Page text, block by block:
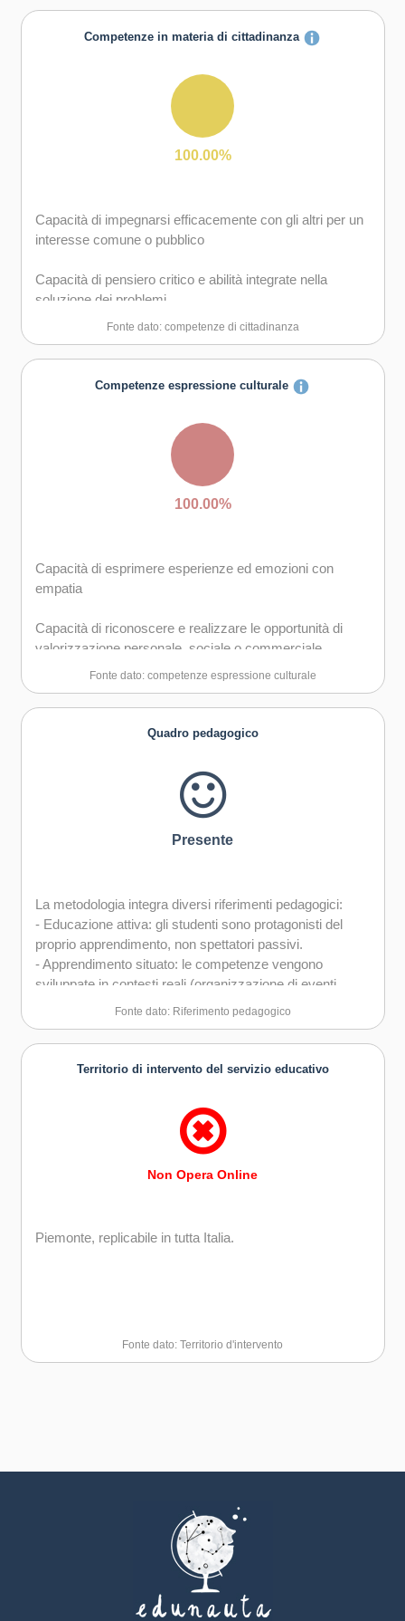
Capacità di coraggio e perseveranza nel raggiungimento
degli obiettivi
Capacità di gestire l'incertezza, l'ambiguità e il rischio
Capacità di lavorare sia in modalità collaborativa in
Capacità di motivare gli altri e valorizzare le loro idee, di
Capacità di possedere spirito di iniziativa e
Capacità di trasformare le idee in azioni
Creatività e immaginazione
Competenze in materia di cittadinanza
100.00%
Capacità di impegnarsi efficacemente con gli altri per un
interesse comune o pubblico
Capacità di pensiero critico e abilità integrate nella
soluzione dei problemi
Fonte dato: competenze di cittadinanza
Competenze espressione culturale
100.00%
Capacità di esprimere esperienze ed emozioni con
empatia
Capacità di riconoscere e realizzare le opportunità di
valorizzazione personale, sociale o commerciale
mediante le arti e le altre forme culturali
Capacità di impegnarsi in processi creativi sia
individualmente che collettivamente
Curiosità nei confronti del mondo, apertura per
immaginare nuove possibilità
Fonte dato: competenze espressione culturale
Quadro pedagogico
Presente
La metodologia integra diversi riferimenti pedagogici:
- Educazione attiva: gli studenti sono protagonisti del
proprio apprendimento, non spettatori passivi.
- Apprendimento situato: le competenze vengono
sviluppate in contesti reali (organizzazione di eventi,
comunicazione digitale, gestione del pubblico).
delle tecnologie digitali, i ragazzi imparano a dare forma
alle proprie aspirazioni e a comunicare la loro visione del
incontro intergenerazionale, rafforzando il legame con
Fonte dato: Riferimento pedagogico
Territorio di intervento del servizio educativo
Non Opera Online
Piemonte, replicabile in tutta Italia.
Fonte dato: Territorio d'intervento